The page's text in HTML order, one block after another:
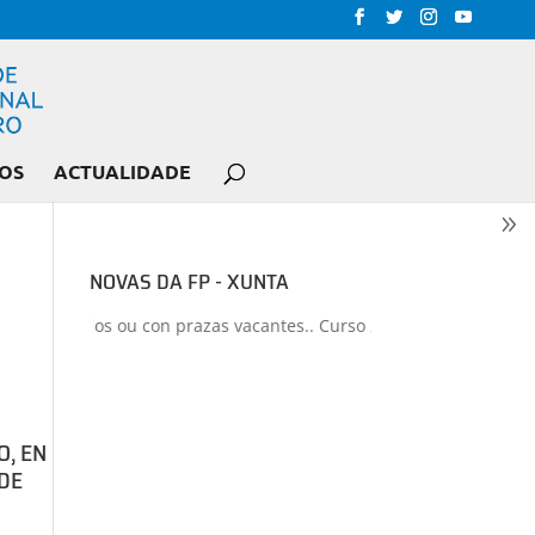
ACTUALIDADE
EN
NOVAS DA FP - XUNTA
ou con prazas vacantes.. Curso 2026-2027+